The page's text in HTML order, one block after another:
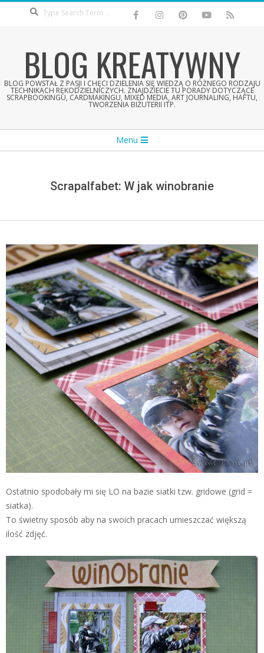
BLOG KREATYWNY
BLOG POWSTAŁ Z PASJI I CHĘCI DZIELENIA SIĘ WIEDZĄ O RÓŻNEGO RODZAJU
TECHNIKACH RĘKODZIELNICZYCH. ZNAJDZIECIE TU PORADY DOTYCZĄCE
SCRAPBOOKINGU, CARDMAKINGU, MIXED MEDIA, ART JOURNALING, HAFTU,
TWORZENIA BIŻUTERII ITP.
Menu
Scrapalfabet: W jak winobranie
Ostatnio spodobały mi się LO na bazie siatki tzw. gridowe (grid =
siatka).
To świetny sposób aby na swoich pracach umieszczać większą
ilość zdjęć.